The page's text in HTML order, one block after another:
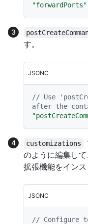
"forwardPorts"
す。
JSONC
// Use
after the
customizations
のように編集し
拡張機能をインス
JSONC
// Configure